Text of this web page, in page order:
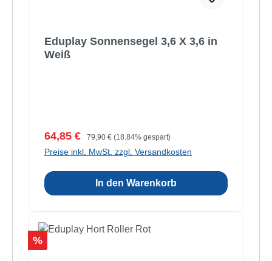
Eduplay Sonnensegel 3,6 X 3,6 in
Weiß
Verkaufspreis:
64,85 € Regulärer Preis:
79,90 € (18.84% gespart)
Preise inkl. MwSt. zzgl. Versandkosten
In den Warenkorb
Rabatt
%